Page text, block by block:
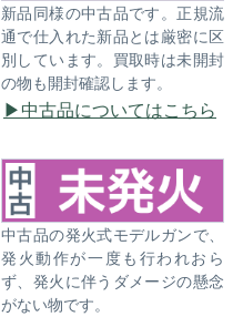
新品同様の中古品です。正規流
通で仕入れた新品とは厳密に区
別しています。買取時は未開封
の物も開封確認します。
中古品についてはこちら
中古品の発火式モデルガンで、
発火動作が一度も行われおら
ず、発火に伴うダメージの懸念
がない物です。